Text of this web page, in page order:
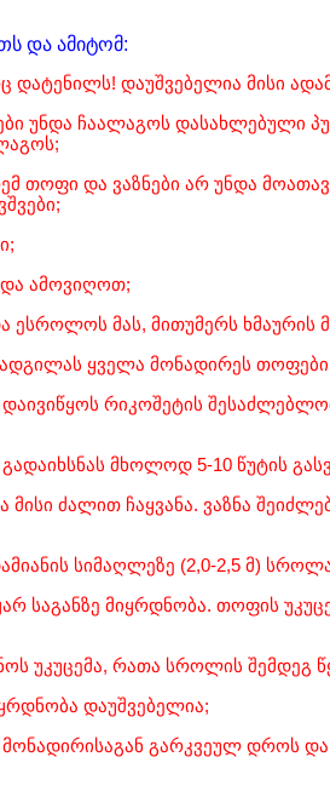
და ამიტომ:
დაუშვებელია მისი
უნდა ჩაალაგოს დასახლებული
თოფი და ვაზნები არ უნდა
ამოვიღოთ;
ესროლოს მას, მითუმერს ხმაურის
ყველა მონადირეს თოფები
რიკოშეტის
მხოლოდ 5-10 წუტის
ძალით ჩაყვანა. ვაზნა
სიმაღლეზე (2,0-2,5 მ)
საგანზე მიყრდნობა. თოფის
უკუცემა, რათა სროლის შემდეგ
დაუშვებელია;
გარკვეულ დროს